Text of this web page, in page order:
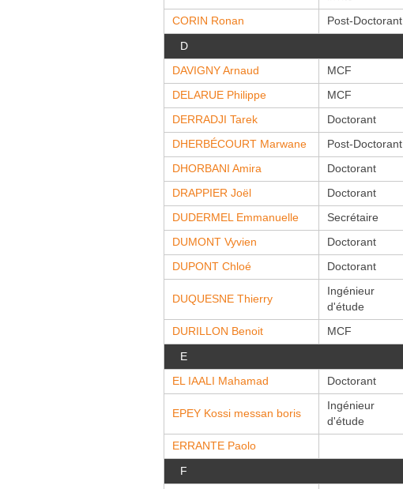
CORIN Ronan Post-Doctorant
D
DAVIGNY Arnaud MCF
DELARUE Philippe MCF
DERRADJI Tarek Doctorant
DHERBÉCOURT Marwane Post-Doctorant
DHORBANI Amira Doctorant
DRAPPIER Joël Doctorant
DUDERMEL Emmanuelle Secrétaire
DUMONT Vyvien Doctorant
DUPONT Chloé Doctorant
DUQUESNE Thierry
Ingénieur
d'étude
DURILLON Benoit MCF
E
EL IAALI Mahamad Doctorant
EPEY Kossi messan boris
Ingénieur
d'étude
ERRANTE Paolo
F